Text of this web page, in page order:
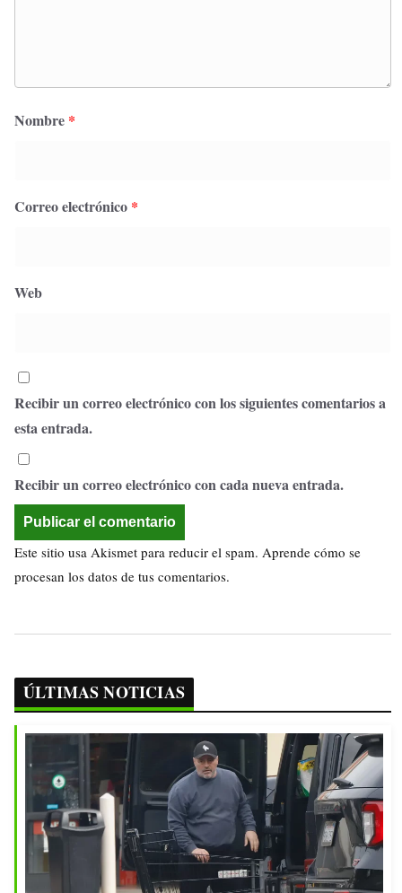
Nombre *
Correo electrónico *
Web
Recibir un correo electrónico con los siguientes comentarios a
esta entrada.
Recibir un correo electrónico con cada nueva entrada.
Este sitio usa Akismet para reducir el spam. Aprende cómo se
procesan los datos de tus comentarios.
ÚLTIMAS NOTICIAS